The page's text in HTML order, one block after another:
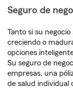
Seguro de
Tanto si su
creciendo o
opciones
Su seguro de
empresas, una
de salud individual